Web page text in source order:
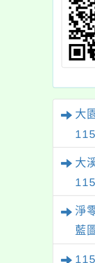
大
大
淨
藍